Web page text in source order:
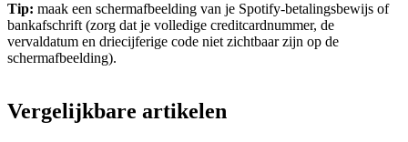
Tip: maak een schermafbeelding van je Spotify-betalingsbewijs of
bankafschrift (zorg dat je volledige creditcardnummer, de
vervaldatum en driecijferige code niet zichtbaar zijn op de
schermafbeelding).
Vergelijkbare artikelen